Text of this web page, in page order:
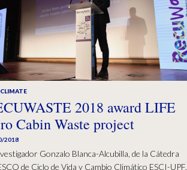
2018 award LIFE
Cabin Waste project
2018
Gonzalo Blanca-Alcubilla, de la Cátedra
de Ciclo de Vida y Cambio Climático ESCI-UPF,